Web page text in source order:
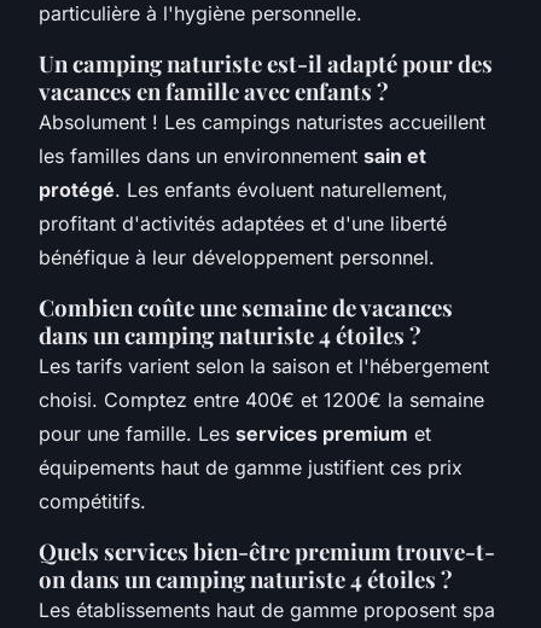
particulière à l'hygiène personnelle.
Un camping naturiste est-il adapté pour des
vacances en famille avec enfants ?
Absolument ! Les campings naturistes accueillent
les familles dans un environnement sain et
protégé. Les enfants évoluent naturellement,
profitant d'activités adaptées et d'une liberté
bénéfique à leur développement personnel.
Combien coûte une semaine de vacances
dans un camping naturiste 4 étoiles ?
Les tarifs varient selon la saison et l'hébergement
choisi. Comptez entre 400€ et 1200€ la semaine
pour une famille. Les services premium et
équipements haut de gamme justifient ces prix
compétitifs.
Quels services bien-être premium trouve-t-
on dans un camping naturiste 4 étoiles ?
Les établissements haut de gamme proposent spa